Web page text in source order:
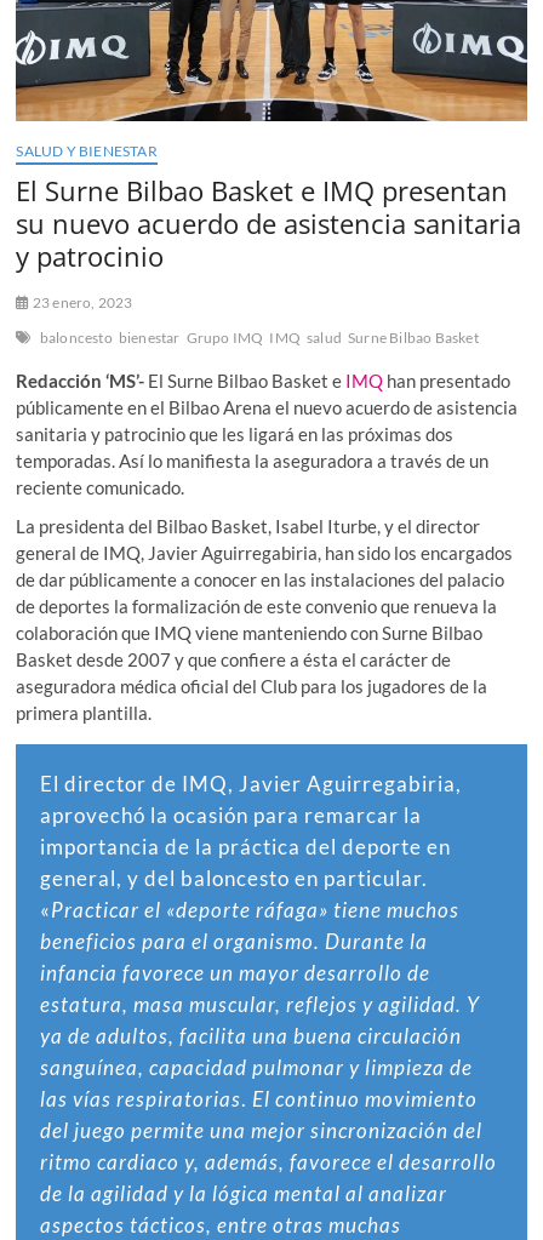
SALUD Y BIENESTAR
El Surne Bilbao Basket e IMQ presentan
su nuevo acuerdo de asistencia sanitaria
y patrocinio
23 enero, 2023
baloncesto bienestar Grupo IMQ IMQ salud Surne Bilbao Basket
Redacción ‘MS’- El Surne Bilbao Basket e IMQ han presentado
públicamente en el Bilbao Arena el nuevo acuerdo de asistencia
sanitaria y patrocinio que les ligará en las próximas dos
temporadas. Así lo manifiesta la aseguradora a través de un
reciente comunicado.
La presidenta del Bilbao Basket, Isabel Iturbe, y el director
general de IMQ, Javier Aguirregabiria, han sido los encargados
de dar públicamente a conocer en las instalaciones del palacio
de deportes la formalización de este convenio que renueva la
colaboración que IMQ viene manteniendo con Surne Bilbao
Basket desde 2007 y que confiere a ésta el carácter de
aseguradora médica oficial del Club para los jugadores de la
primera plantilla.
El director de IMQ, Javier Aguirregabiria,
aprovechó la ocasión para remarcar la
importancia de la práctica del deporte en
general, y del baloncesto en particular.
«Practicar el «deporte ráfaga» tiene muchos
beneficios para el organismo. Durante la
infancia favorece un mayor desarrollo de
estatura, masa muscular, reflejos y agilidad. Y
ya de adultos, facilita una buena circulación
sanguínea, capacidad pulmonar y limpieza de
las vías respiratorias. El continuo movimiento
del juego permite una mejor sincronización del
ritmo cardiaco y, además, favorece el desarrollo
de la agilidad y la lógica mental al analizar
aspectos tácticos, entre otras muchas